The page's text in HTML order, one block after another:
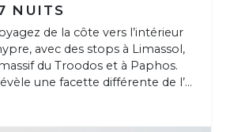
NUITS
de la côte vers l’intérieur
avec des stops à Limassol,
du Troodos et à Paphos.
une facette différente de l’...